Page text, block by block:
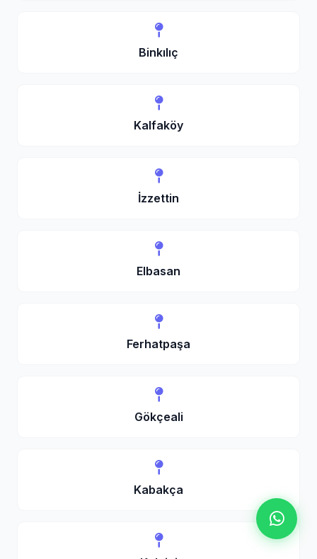
Binkılıç
Kalfaköy
İzzettin
Elbasan
Ferhatpaşa
Gökçeali
Kabakça